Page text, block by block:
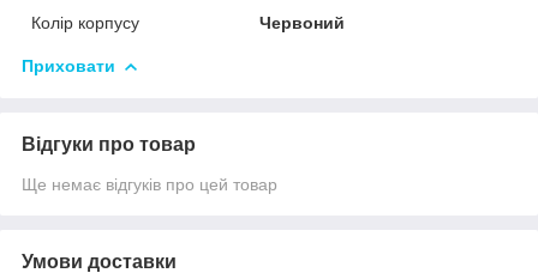
Колір корпусу
Червоний
Приховати
Відгуки про товар
Ще немає відгуків про цей товар
Умови доставки